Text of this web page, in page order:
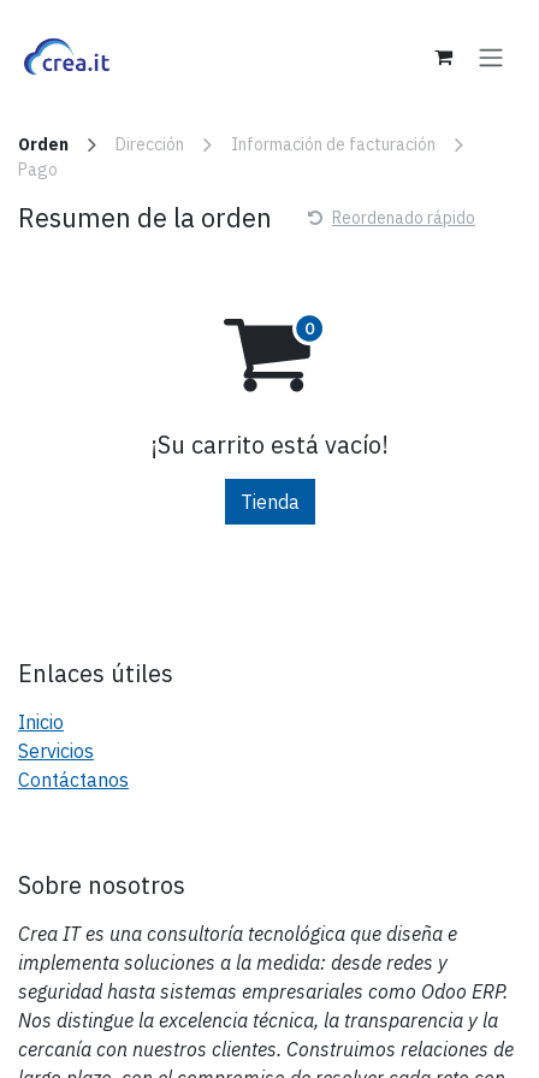
Orden Dirección
Información de facturación
Pago
Resumen de la orden Reordenado rápido
¡Su carrito está vacío!
Tienda
Enlaces útiles
Inicio
Servicios
Contáctanos
Sobre nosotros
Crea IT es una consultoría tecnológica que diseña e
implementa soluciones a la medida: desde redes y
seguridad hasta sistemas empresariales como Odoo ERP.
Nos distingue la excelencia técnica, la transparencia y la
cercanía con nuestros clientes. Construimos relaciones de